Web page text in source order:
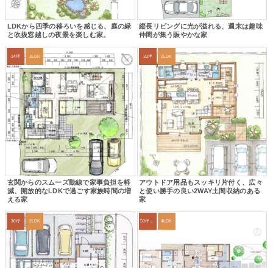
LDKから四季の移ろいを感じる、庭の緑
と吹抜窓越しの夜景を楽しむ家。
縦長リビングに光が溢れる、週末は趣味
仲間が集う賑やかな家
34坪 3LDK
玄関からのスムーズ動線で家事負担を軽
減、開放的なLDKで過ごす家族時間の増
える家
33坪 2LDK
アウトドア用品もスッキリ片付く、広々
と使い勝手の良い2WAY土間収納のある
家
36坪 2LDK 50坪以上 4LDK